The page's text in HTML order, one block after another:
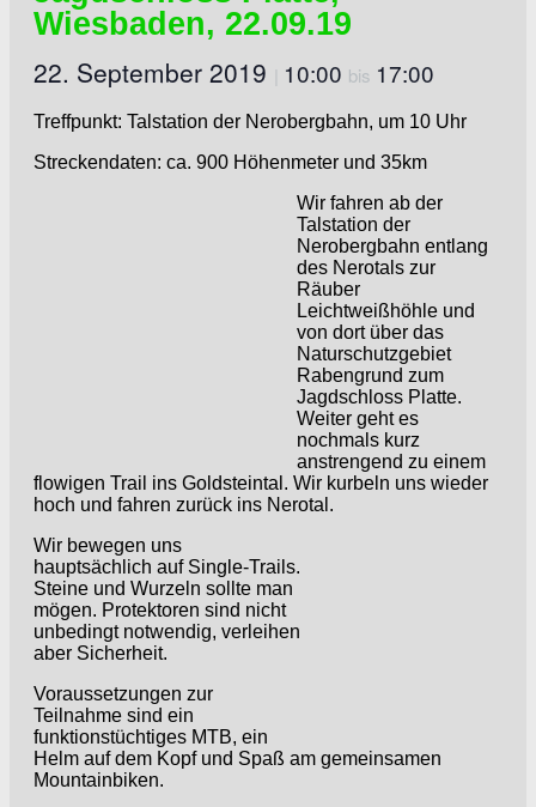
Wiesbaden, 22.09.19
22. September 2019 10:00 bis 17:00
Treffpunkt: Talstation der Nerobergbahn, um 10 Uhr
Streckendaten: ca. 900 Höhenmeter und 35km
Wir fahren ab der
Talstation der
Nerobergbahn entlang
des Nerotals zur
Räuber
Leichtweißhöhle und
von dort über das
Naturschutzgebiet
Rabengrund zum
Jagdschloss Platte.
Weiter geht es
nochmals kurz
anstrengend zu einem
flowigen Trail ins Goldsteintal. Wir kurbeln uns wieder
hoch und fahren zurück ins Nerotal.
Wir bewegen uns
hauptsächlich auf Single-Trails.
Steine und Wurzeln sollte man
mögen. Protektoren sind nicht
unbedingt notwendig, verleihen
aber Sicherheit.
Voraussetzungen zur
Teilnahme sind ein
funktionstüchtiges MTB, ein
Helm auf dem Kopf und Spaß am gemeinsamen
Mountainbiken.